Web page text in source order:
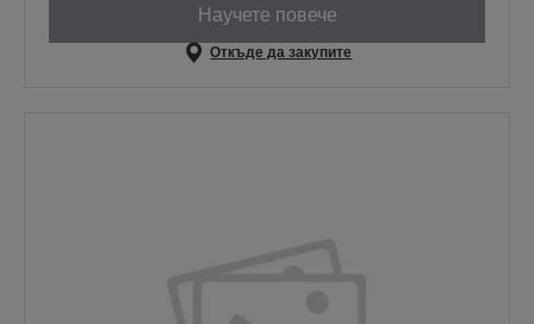
Научете повече
Откъде да закупите